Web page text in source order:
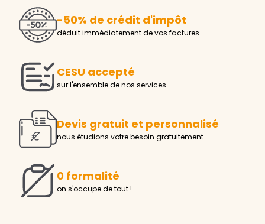
-50% de crédit d'impôt
déduit immédiatement de vos factures
CESU accepté
sur l'ensemble de nos services
Devis gratuit et personnalisé
nous étudions votre besoin gratuitement
0 formalité
on s'occupe de tout !